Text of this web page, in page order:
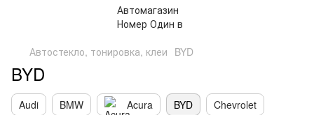
Автостекло, тонировка, клеи BYD
BYD
Audi BMW Acura BYD
Chevrolet